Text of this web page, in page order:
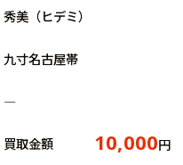
秀美（ヒデミ）
九寸名古屋帯
―
買取金額 10,000円